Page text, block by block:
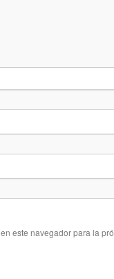
este navegador para la